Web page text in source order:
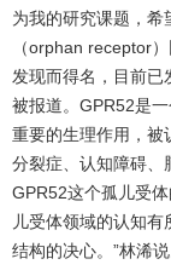
为我的研究课题，希
（orphan receptor
发现而得名，目前已
被报道。GPR52是
重要的生理作用，被
分裂症、认知障碍、
GPR52这个孤儿受
儿受体领域的认知
结构的决心。”林浠说